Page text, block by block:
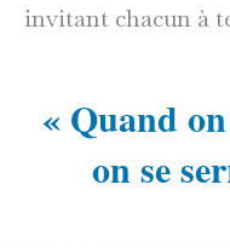
invitant chacun à
« Quand
on se